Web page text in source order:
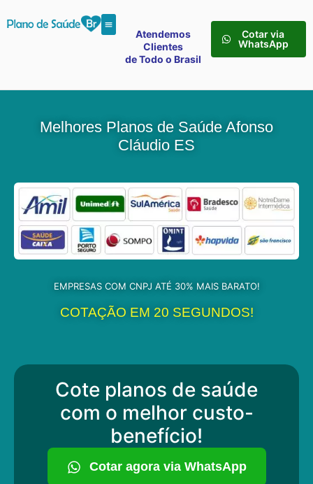
Atendemos
Clientes
de Todo o Brasil
Cotar via
WhatsApp
Melhores Planos de Saúde Afonso
Cláudio ES
EMPRESAS COM CNPJ ATÉ 30% MAIS BARATO!
COTAÇÃO EM 20 SEGUNDOS!
Cote planos de saúde
com o melhor custo-
benefício!
Cotar agora via WhatsApp